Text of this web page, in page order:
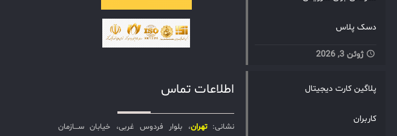
دسک پلاس
ژوئن 3, 2026
پلاگین کارت دیجیتال
کاربران
اطلاعات تماس
نشانی:تهران، بلوار فردوس غربی، خیابان ســـازمان